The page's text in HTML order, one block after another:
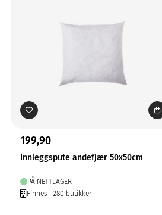
199,90
Innleggspute andefjær 50x50cm
PÅ NETTLAGER
Finnes i 280 butikker